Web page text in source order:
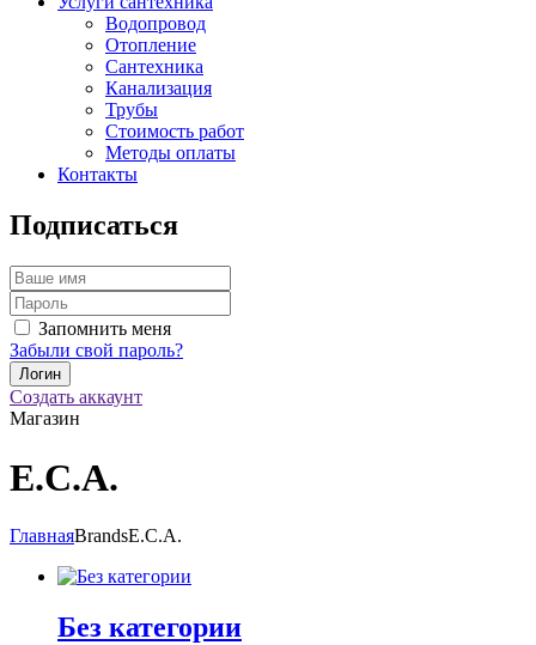
Водопровод
Отопление
Сантехника
Канализация
Трубы
Стоимость работ
Методы оплаты
Контакты
Подписаться
Запомнить меня
Забыли свой пароль?
Создать аккаунт
Магазин
E.C.A.
ГлавнаяBrandsE.C.A.
Без категории